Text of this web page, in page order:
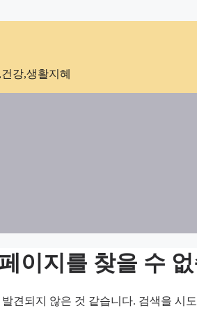
강,생활지혜
이지를 찾을 수
견되지 않은 것 같습니다. 검색을 시